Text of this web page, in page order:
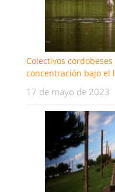
Colectivos
concentración bajo el
17 de mayo de 2023